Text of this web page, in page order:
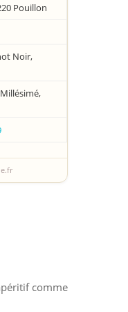
Pouillon
Noir,
comme